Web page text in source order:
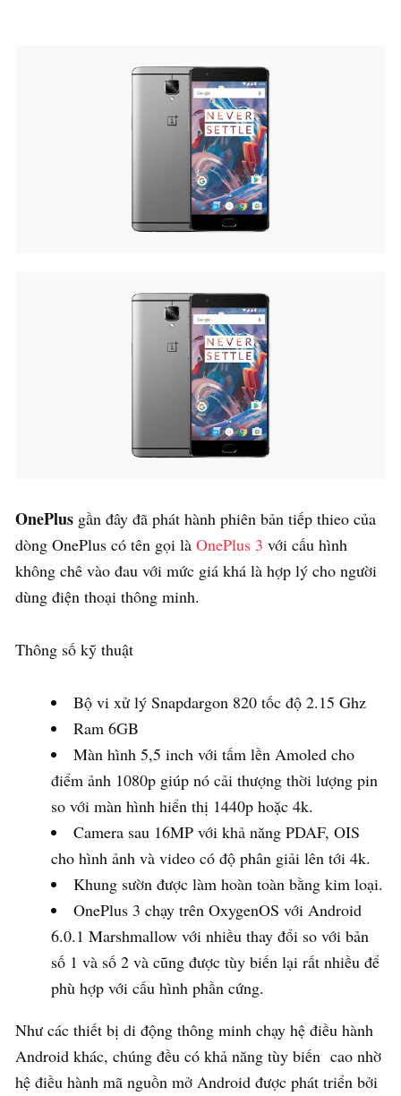
OnePlus gần đây đã phát hành phiên bản tiếp thieo của
dòng OnePlus có tên gọi là OnePlus 3 với cấu hình
không chê vào đau với mức giá khá là hợp lý cho người
dùng điện thoại thông minh.
Thông số kỹ thuật
Bộ vi xử lý Snapdargon 820 tốc độ 2.15 Ghz
Ram 6GB
Màn hình 5,5 inch với tấm lền Amoled cho
điểm ảnh 1080p giúp nó cải thượng thời lượng pin
so với màn hình hiển thị 1440p hoặc 4k.
Camera sau 16MP với khả năng PDAF, OIS
cho hình ảnh và video có độ phân giải lên tới 4k.
Khung sườn được làm hoàn toàn bằng kim loại.
OnePlus 3 chạy trên OxygenOS với Android
6.0.1 Marshmallow với nhiều thay đổi so với bản
số 1 và số 2 và cũng được tùy biến lại rất nhiều để
phù hợp với cấu hình phần cứng.
Như các thiết bị di động thông minh chạy hệ điều hành
Android khác, chúng đều có khả năng tùy biến cao nhờ
hệ điều hành mã nguồn mở Android được phát triển bởi